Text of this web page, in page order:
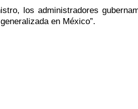
los administradores
en México”.